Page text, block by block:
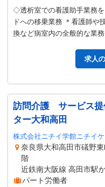
◇透析室での看護助手業務
ドへの移乗業務 ＊看護師や
換など病室内の全般的な業
求人
訪問介護 サービス提
ター大和高田
株式会社ニチイ学館ニチイ
奈良県大和高田市礒野
階
近鉄南大阪線 高田市駅
パート労働者